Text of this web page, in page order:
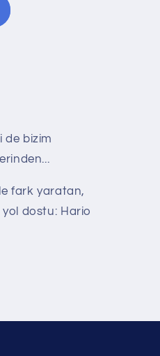
de bizim
fark yaratan,
dostu: Hario